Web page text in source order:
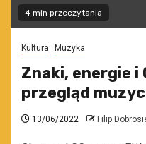
4 min przeczytania
Kultura Muzyka
Znaki, energie i
przegląd
13/06/2022 Filip